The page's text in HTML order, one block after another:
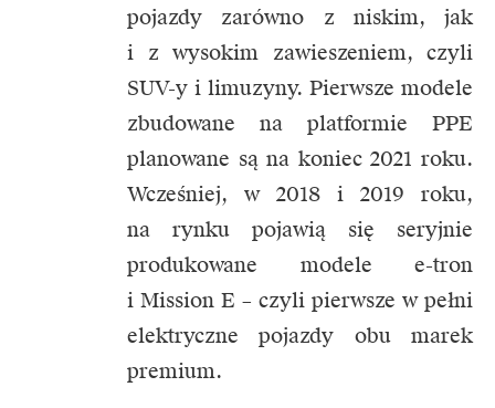
pojazdy zarówno z niskim, jak
i z wysokim zawieszeniem, czyli
SUV-y i limuzyny. Pierwsze modele
zbudowane na platformie PPE
planowane są na koniec 2021 roku.
Wcześniej, w 2018 i 2019 roku,
na rynku pojawią się seryjnie
produkowane modele e-tron
i Mission E – czyli pierwsze w pełni
elektryczne pojazdy obu marek
premium.